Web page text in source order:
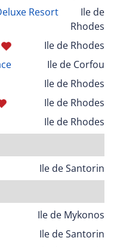
Resort
Ile de
Rhodes
Ile de Rhodes
Ile de Corfou
Ile de Rhodes
Ile de Rhodes
Ile de Rhodes
Ile de Santorin
Ile de Mykonos
Ile de Santorin